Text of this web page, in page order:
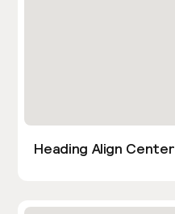
Heading Align Center